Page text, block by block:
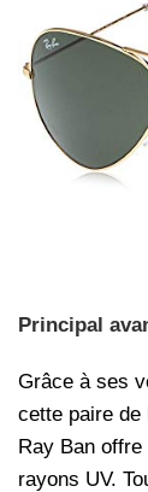
Principal
Grâce à ses
cette paire de
Ray Ban
rayons UV.